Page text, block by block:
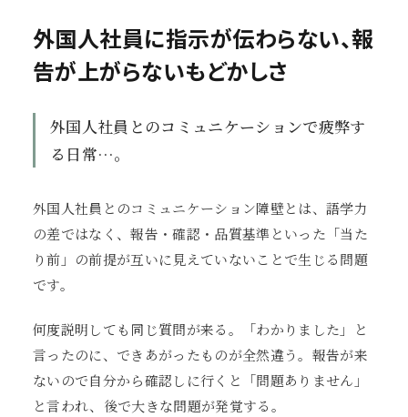
外国人社員に指示が伝わらない、報
告が上がらないもどかしさ
外国人社員とのコミュニケーションで疲弊す
る日常…。
外国人社員とのコミュニケーション障壁とは、語学力
の差ではなく、報告・確認・品質基準といった「当た
り前」の前提が互いに見えていないことで生じる問題
です。
何度説明しても同じ質問が来る。「わかりました」と
言ったのに、できあがったものが全然違う。報告が来
ないので自分から確認しに行くと「問題ありません」
と言われ、後で大きな問題が発覚する。